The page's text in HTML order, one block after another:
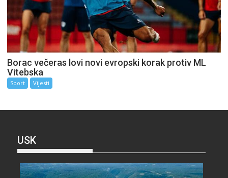
Borac večeras lovi novi evropski korak protiv ML
Vitebska
Sport Vijesti
USK